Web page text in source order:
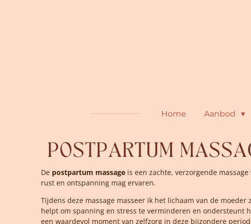
Home Aanbod
De postpartum massage is een zachte, verzorgende
rust en ontspanning mag ervaren.
Tijdens deze massage masseer ik het lichaam van de
helpt om spanning en stress te verminderen en ondersteunt
een waardevol moment van zelfzorg in deze bijzondere